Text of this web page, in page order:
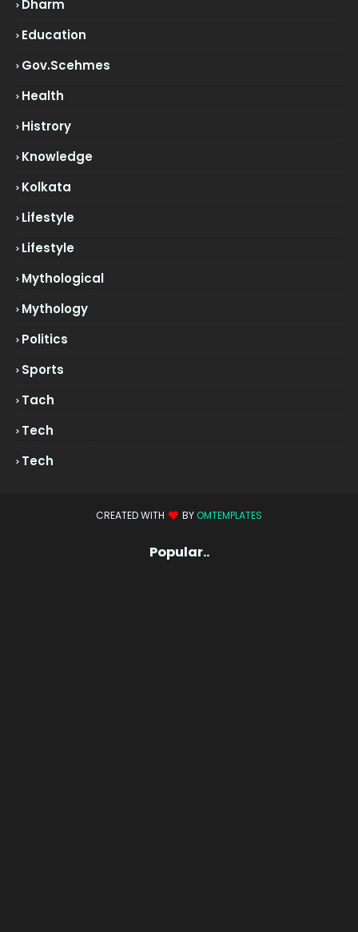
Dharm
Education
Gov.scehmes
Health
Histrory
Knowledge
Kolkata
Lifestyle
Lifestyle
Mythological
Mythology
Politics
Sports
Tach
Tech
Tech
CREATED WITH BY OMTEMPLATES
Popular..